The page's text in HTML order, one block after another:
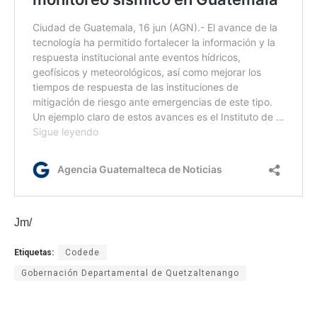
Jm/
Etiquetas: Codede
Gobernación Departamental de Quetzaltenango